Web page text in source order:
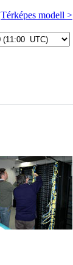
Térképes modell >